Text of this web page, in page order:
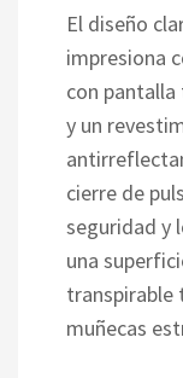
El diseño
impresiona
con
y un
cierre de
seguridad y
una
transpirable
muñecas